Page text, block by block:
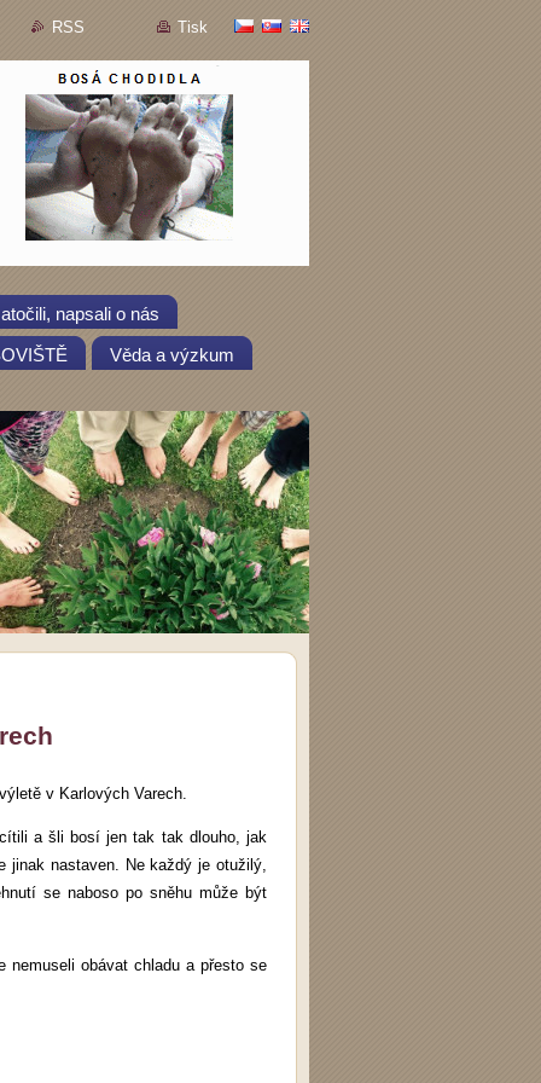
RSS Tisk
napsali o nás
Věda a výzkum
v Karlových Varech.
a šli bosí jen tak tak dlouho, jak
jinak nastaven. Ne každý je otužilý,
se naboso po sněhu může být
obávat chladu a přesto se